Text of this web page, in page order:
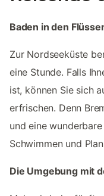
Baden in den
Zur Nordseeküste
eine Stunde. Falls
ist, können Sie sich
erfrischen. Denn
und eine
Schwimmen und
Die Umgebung mit